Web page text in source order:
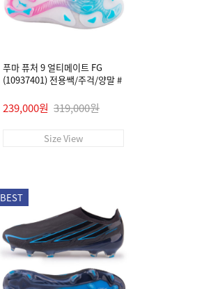
푸마 퓨처 9 얼티메이트 FG
(10937401) 전용쌕/주걱/양말 #
239,000원 319,000원
Size View
BEST